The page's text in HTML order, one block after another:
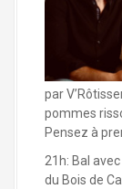
par
pommes
Pensez à
21h: Bal
du Bois de